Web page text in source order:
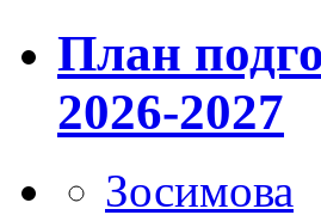
План
2026-2027
Зосимова